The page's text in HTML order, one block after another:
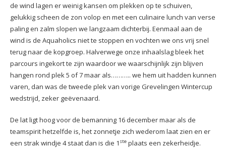
de wind lagen er weinig kansen om plekken op te schuiven,
gelukkig scheen de zon volop en met een culinaire lunch van verse
paling en zalm slopen we langzaam dichterbij. Eenmaal aan de
wind is de Aquaholics niet te stoppen en vochten we ons vrij snel
terug naar de kopgroep. Halverwege onze inhaalslag bleek het
parcours ingekort te zijn waardoor we waarschijnlijk zijn blijven
hangen rond plek 5 of 7 maar als……….. we hem uit hadden kunnen
varen, dan was de tweede plek van vorige Grevelingen Wintercup
wedstrijd, zeker geëvenaard.
De lat ligt hoog voor de bemanning 16 december maar als de
teamspirit hetzelfde is, het zonnetje zich wederom laat zien en er
een strak windje 4 staat dan is die 1 steplaats een zekerheidje.